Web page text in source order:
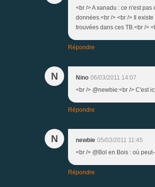
<br /> A xanadu : ce n'est
données.<br /> <br /> Il
trouvées dans ces TB.<br />
Répondre
N Nino 06/03/2011 14:07
<br /> @newbie:<br /> C'est
Répondre
N newbie 05/03/2011 11:45
<br /> @Bol en Bois : où
Répondre